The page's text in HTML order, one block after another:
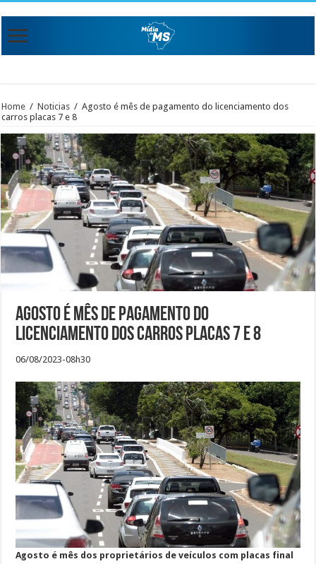
Home / Noticias / Agosto é mês de pagamento do licenciamento dos
carros placas 7 e 8
Agosto é mês de pagamento do
licenciamento dos carros placas 7 e 8
06/08/2023-08h30
Agosto é mês dos proprietários de veículos com placas final